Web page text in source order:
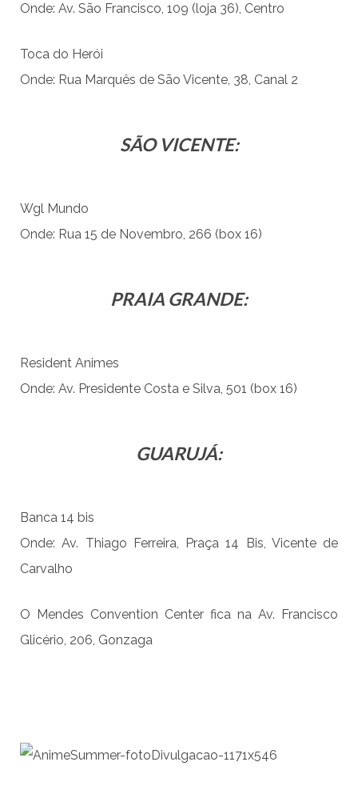
Onde: Av. São Francisco, 109 (loja 36), Centro
Toca do Herói
Onde: Rua Marquês de São Vicente, 38, Canal 2
SÃO VICENTE:
Wgl Mundo
Onde: Rua 15 de Novembro, 266 (box 16)
PRAIA GRANDE:
Resident Animes
Onde: Av. Presidente Costa e Silva, 501 (box 16)
GUARUJÁ:
Banca 14 bis
Onde: Av. Thiago Ferreira, Praça 14 Bis, Vicente de
Carvalho
O Mendes Convention Center fica na Av. Francisco
Glicério, 206, Gonzaga